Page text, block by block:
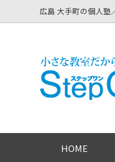
to
広島 大手町の個人塾
HOME